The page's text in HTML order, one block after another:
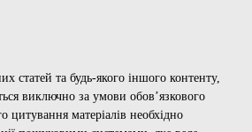
статей та будь-якого іншого контенту,
виключно за умови обов’язкового
цитування матеріалів необхідно